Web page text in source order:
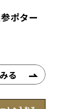
ポター
る